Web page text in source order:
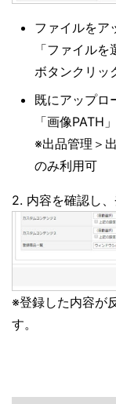
ファイルをア
「ファイル
ボタンクリッ
既にアップロ
「画像PATH
※出品管理＞
のみ利用可
2. 内容を確認し
※登録した内容が
す。